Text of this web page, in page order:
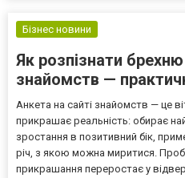
Бізнес новини
Як розпізнати брехню
знайомств —
Анкета на сайті знайомств — це
прикрашає реальність: обирає
зростання в позитивний бік,
річ, з якою можна миритися.
прикрашання переростає у